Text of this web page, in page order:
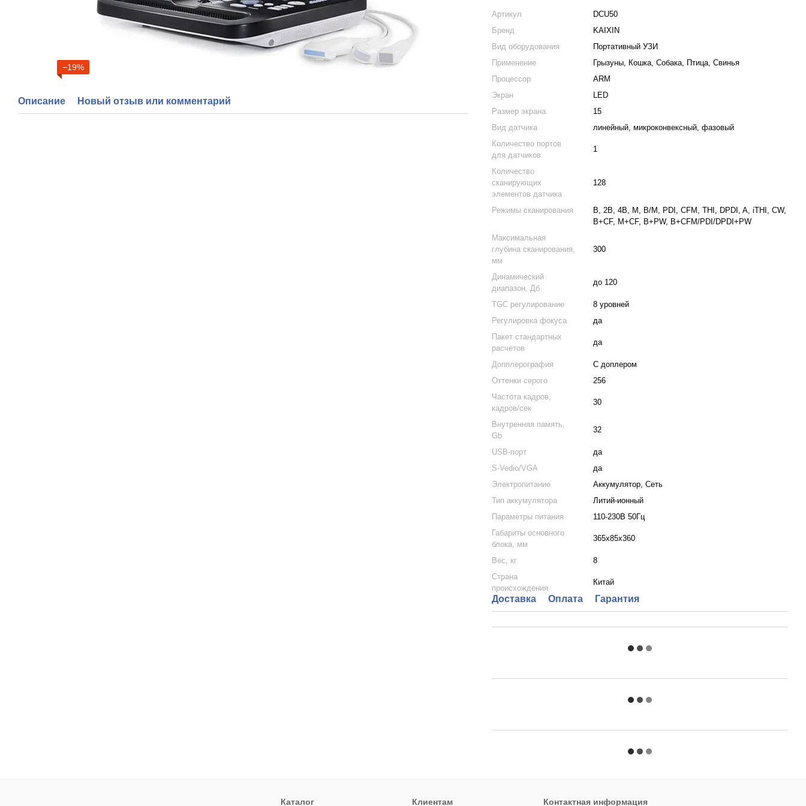
−19%
Описание Новый отзыв или комментарий
Артикул
DCU50
Бренд
KAIXIN
Вид оборудования
Портативный УЗИ
Применение
Грызуны, Кошка, Собака, Птица, Свинья
Процессор
ARM
Экран
LED
Размер экрана
15
Вид датчика
линейный, микроконвексный, фазовый
Количество портов
для датчиков
1
Количество
сканирующих
элементов датчика
128
Режимы сканирования
B, 2B, 4B, M, B/M, PDI, CFM, THI, DPDI, A, iTHI, CW,
B+CF, M+CF, B+PW, B+CFM/PDI/DPDI+PW
Максимальная
глубина сканирования,
мм
300
Динамический
диапазон, Дб
до 120
TGC регулирование
8 уровней
Регулировка фокуса
да
Пакет стандартных
расчетов
да
Допплерография
С доплером
Оттенки серого
256
Частота кадров,
кадров/сек
30
Внутренняя память,
Gb
32
USB-порт
да
S-Vedio/VGA
да
Электропитание
Аккумулятор, Сеть
Тип аккумулятора
Литий-ионный
Параметры питания
110-230В 50Гц
Габариты основного
блока, мм
365х85х360
Вес, кг
8
Страна
происхождения
Китай
Доставка Оплата Гарантия
Каталог Клиентам Контактная информация